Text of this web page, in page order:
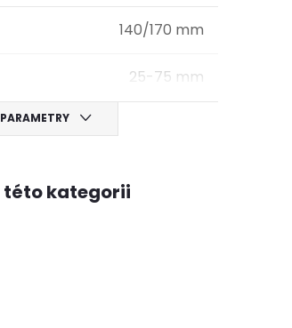
140/170 mm
25-75 mm
této kategorii